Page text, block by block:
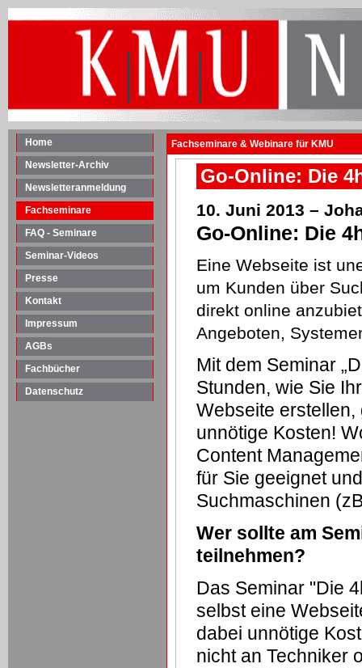
Home
Newsletter-Archiv
Newsletteranmeldung
Fachseminare
FAQ - Seminare
Seminar-Videos
Presse
Kontakt
Impressum
AGBs
Fachbücher
Datenschutz
Fachseminare & Webinare für KMU
Go-Online: Die
10. Juni 2013 –
Go-Online: Die
Eine Webseite ist
um Kunden über
direkt online
Angeboten,
Mit dem Seminar
Stunden, wie Sie
Webseite
unnötige Kosten!
Content
für Sie geeignet
Suchmaschinen
Wer sollte am
teilnehmen?
Das Seminar "Die
selbst eine
dabei unnötige
nicht an Techniker